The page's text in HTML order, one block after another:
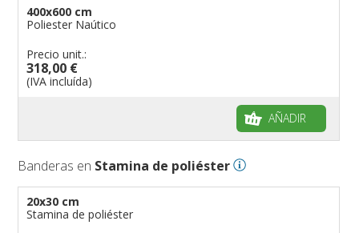
400x600 cm
Poliester Naútico
Precio unit.:
318,00 €
(IVA incluída)
AÑADIR
Banderas en Stamina de poliéster
20x30 cm
Stamina de poliéster